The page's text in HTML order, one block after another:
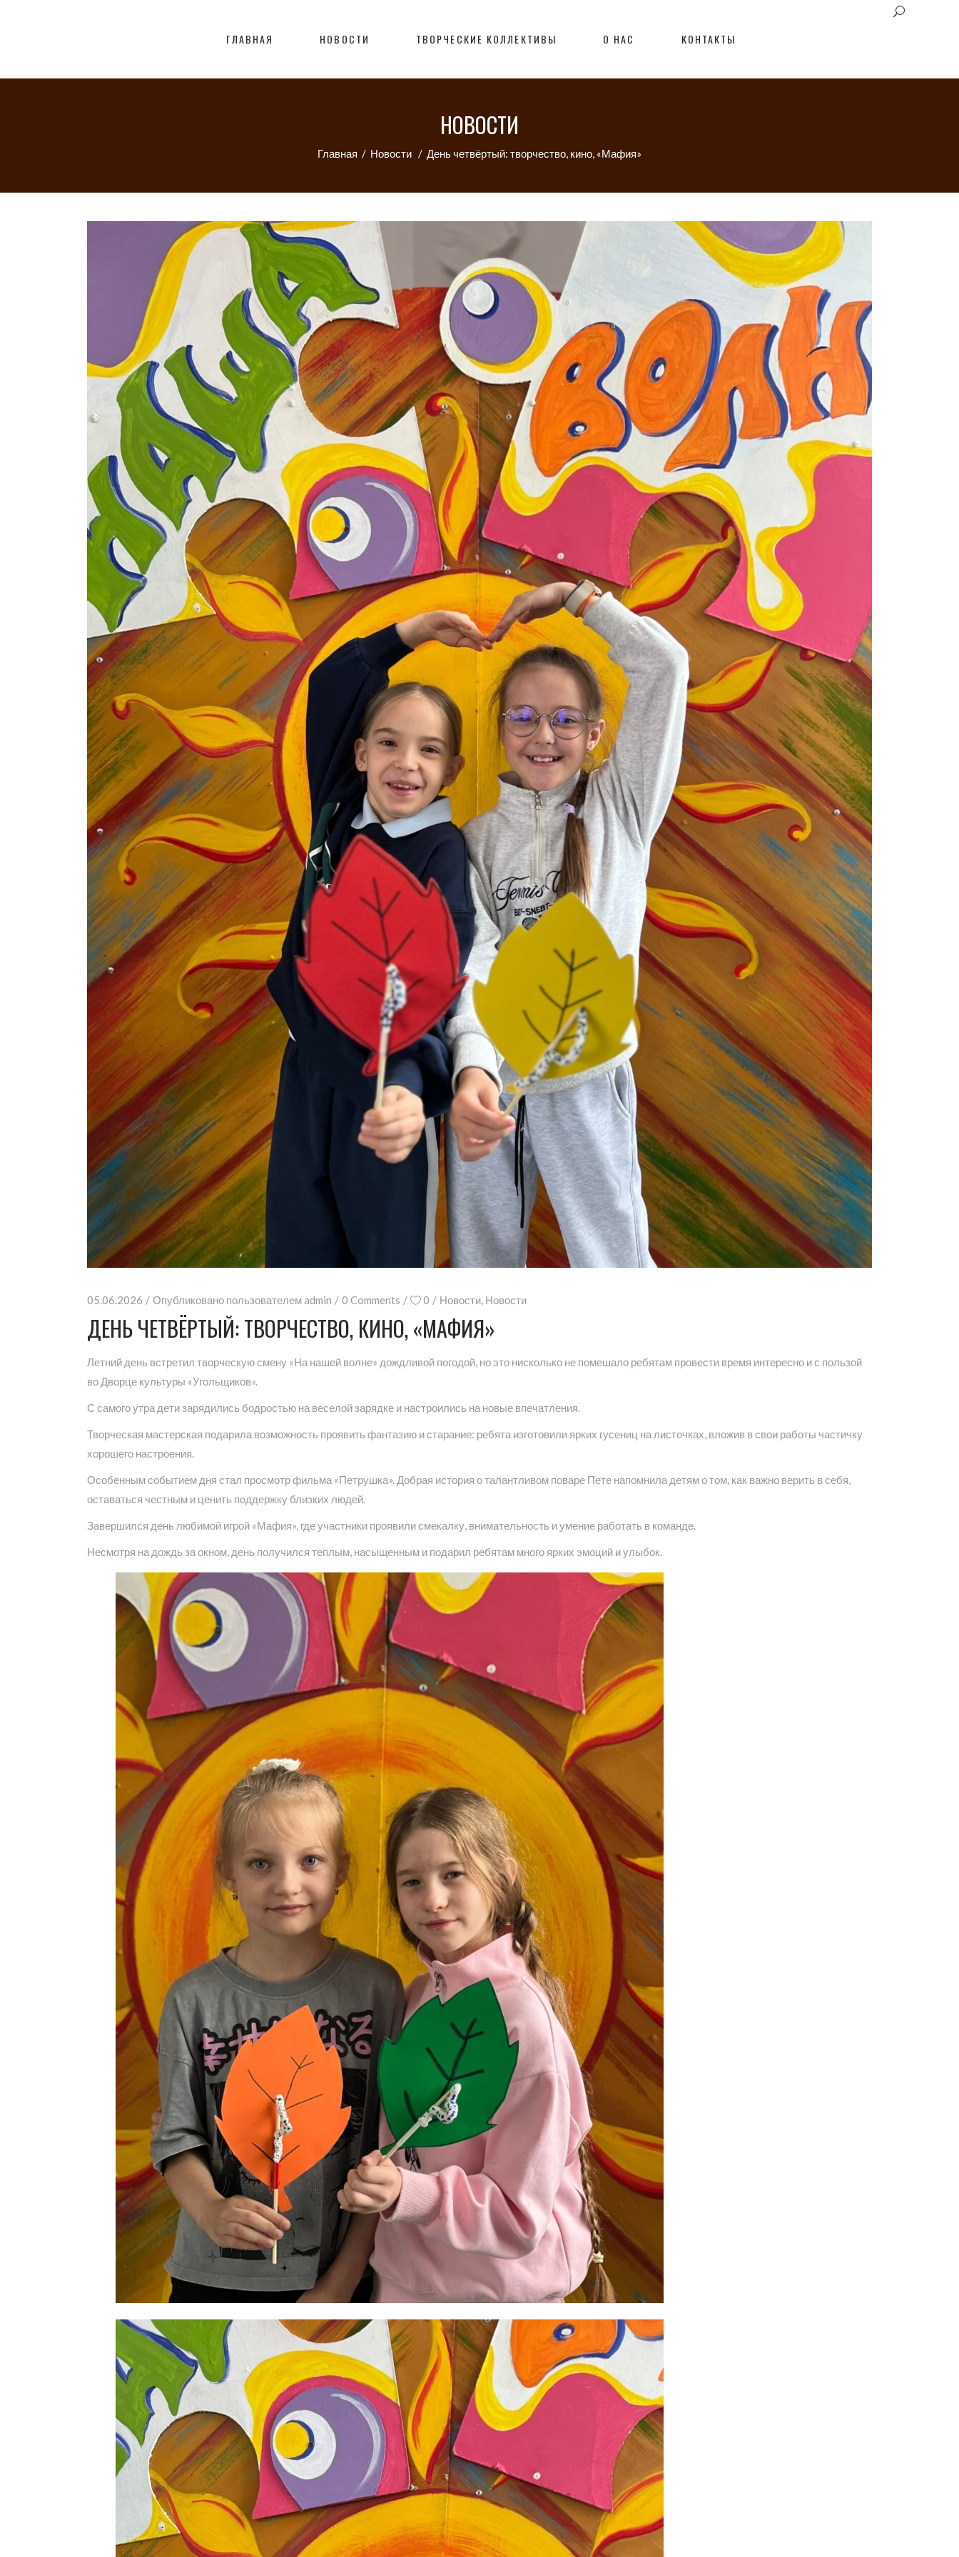
ГЛАВНАЯ НОВОСТИ ТВОРЧЕСКИЕ КОЛЛЕКТИВЫ О НАС КОНТАКТЫ
НОВОСТИ
Главная / Новости / День четвёртый: творчество, кино, «Мафия»
05.06.2026 Опубликовано пользователемadmin 0 Comments 0 Новости, Новости
ДЕНЬ ЧЕТВЁРТЫЙ: ТВОРЧЕСТВО, КИНО, «МАФИЯ»
Летний день встретил творческую смену «На нашей волне» дождливой погодой, но это нисколько не помешало ребятам провести время интересно и с пользой
во Дворце культуры «Угольщиков».
С самого утра дети зарядились бодростью на веселой зарядке и настроились на новые впечатления.
Творческая мастерская подарила возможность проявить фантазию и старание: ребята изготовили ярких гусениц на листочках, вложив в свои работы частичку
хорошего настроения.
Особенным событием дня стал просмотр фильма «Петрушка». Добрая история о талантливом поваре Пете напомнила детям о том, как важно верить в себя,
оставаться честным и ценить поддержку близких людей.
Завершился день любимой игрой «Мафия», где участники проявили смекалку, внимательность и умение работать в команде.
Несмотря на дождь за окном, день получился теплым, насыщенным и подарил ребятам много ярких эмоций и улыбок.